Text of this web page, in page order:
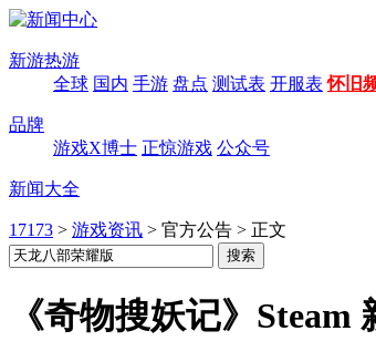
新游热游
全球 国内 手游 盘点 测试表 开服表 怀旧
品牌
游戏X博士 正惊游戏 公众号
新闻大全
17173 > 游戏资讯 > 官方公告 > 正文
《奇物搜妖记》